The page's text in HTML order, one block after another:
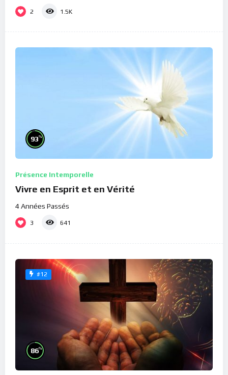
2 1.5K
93%
Présence Intemporelle
Vivre en Esprit et en Vérité
4 Années Passés
3 641
#12
86%